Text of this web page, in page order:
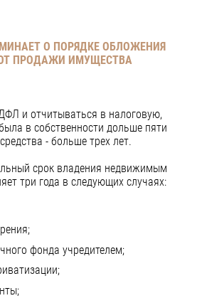
О ПОРЯДКЕ ОБЛОЖЕНИЯ
ПРОДАЖИ ИМУЩЕСТВА
и отчитываться в налоговую,
в собственности дольше пяти
- больше трех лет.
срок владения недвижимым
три года в следующих случаях:
фонда учредителем;